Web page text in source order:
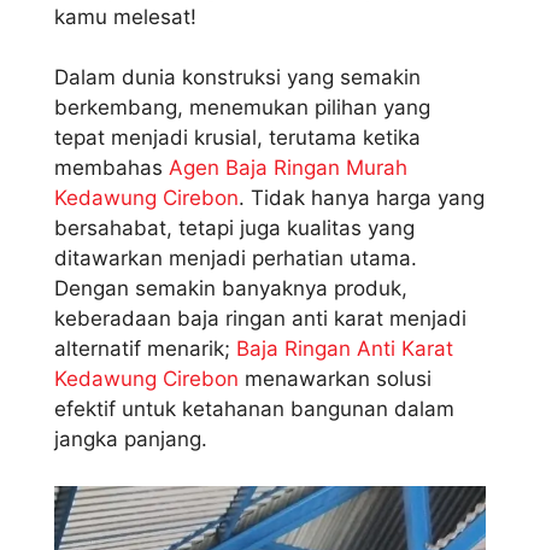
kamu melesat!
Dalam dunia konstruksi yang semakin
berkembang, menemukan pilihan yang
tepat menjadi krusial, terutama ketika
membahas Agen Baja Ringan Murah
Kedawung Cirebon. Tidak hanya harga yang
bersahabat, tetapi juga kualitas yang
ditawarkan menjadi perhatian utama.
Dengan semakin banyaknya produk,
keberadaan baja ringan anti karat menjadi
alternatif menarik; Baja Ringan Anti Karat
Kedawung Cirebon menawarkan solusi
efektif untuk ketahanan bangunan dalam
jangka panjang.